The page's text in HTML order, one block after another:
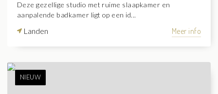
Deze gezellige studio met ruime slaapkamer en
aanpalende badkamer ligt op een id...
Landen Meer info
NIEUW